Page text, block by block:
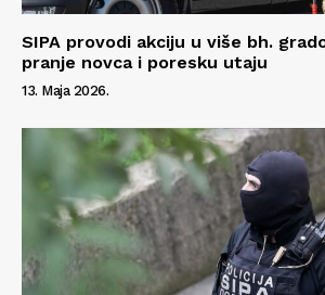
SIPA provodi akciju u više bh.
pranje novca i poresku utaju
13. Maja 2026.